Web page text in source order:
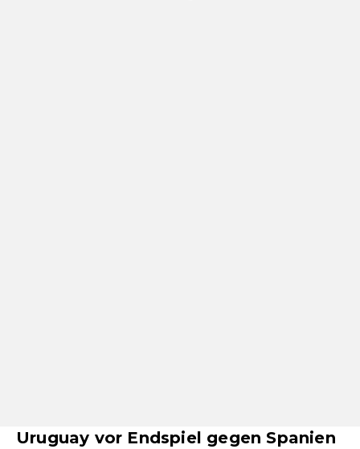
Uruguay vor Endspiel gegen Spanien